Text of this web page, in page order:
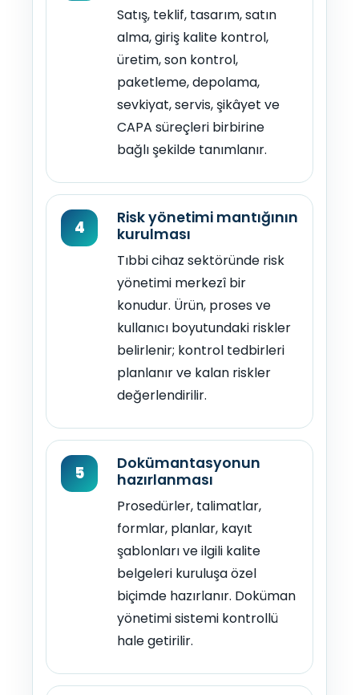
Satış, teklif, tasarım, satın
alma, giriş kalite kontrol,
üretim, son kontrol,
paketleme, depolama,
sevkiyat, servis, şikâyet ve
CAPA süreçleri birbirine
bağlı şekilde tanımlanır.
4
Risk yönetimi mantığının
kurulması
Tıbbi cihaz sektöründe risk
yönetimi merkezî bir
konudur. Ürün, proses ve
kullanıcı boyutundaki riskler
belirlenir; kontrol tedbirleri
planlanır ve kalan riskler
değerlendirilir.
5
Dokümantasyonun
hazırlanması
Prosedürler, talimatlar,
formlar, planlar, kayıt
şablonları ve ilgili kalite
belgeleri kuruluşa özel
biçimde hazırlanır. Doküman
yönetimi sistemi kontrollü
hale getirilir.